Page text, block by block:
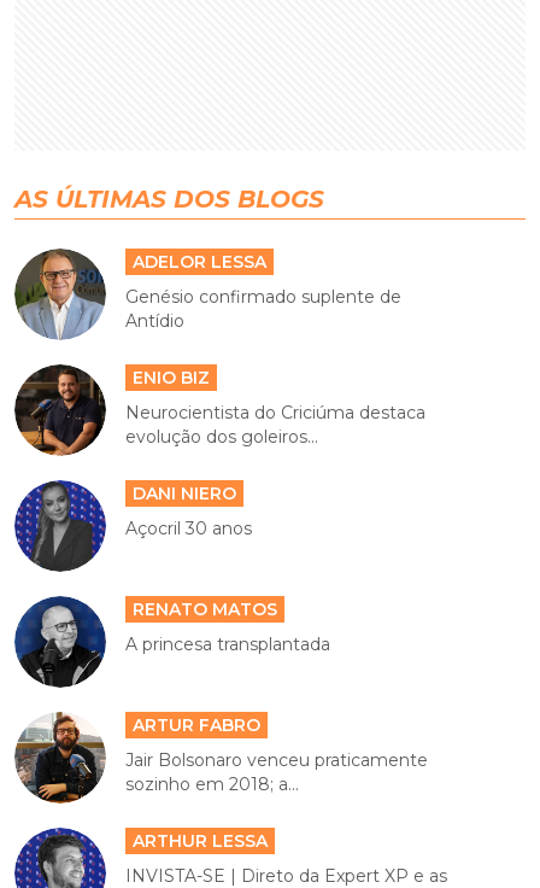
AS ÚLTIMAS DOS BLOGS
ADELOR LESSA
Genésio confirmado suplente de
Antídio
ENIO BIZ
Neurocientista do Criciúma destaca
evolução dos goleiros...
DANI NIERO
Açocril 30 anos
RENATO MATOS
A princesa transplantada
ARTUR FABRO
Jair Bolsonaro venceu praticamente
sozinho em 2018; a...
ARTHUR LESSA
INVISTA-SE | Direto da Expert XP e as